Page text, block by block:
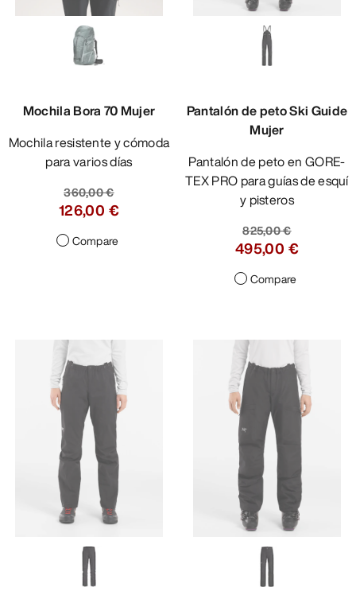
Mochila Bora 70 Mujer
Mochila resistente y cómoda
para varios días
360,00 €
126,00 €
Compare
Pantalón de peto Ski Guide
Mujer
Pantalón de peto en GORE-
TEX PRO para guías de esquí
y pisteros
825,00 €
495,00 €
Compare